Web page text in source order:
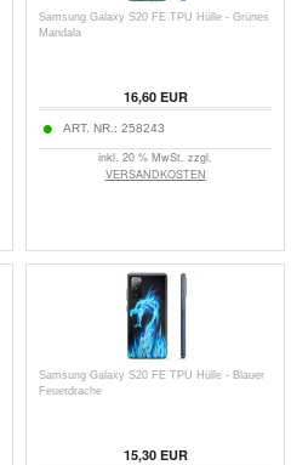
Samsung Galaxy S20 FE TPU Hülle - Grünes
Mandala
16,60EUR
ART. NR.: 258243
inkl. 20 % MwSt. zzgl.
VERSANDKOSTEN
Samsung Galaxy S20 FE TPU Hülle - Blauer
Feuerdrache
15,30EUR